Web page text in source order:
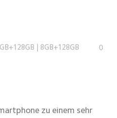
| 8GB+128GB 0
zu einem sehr